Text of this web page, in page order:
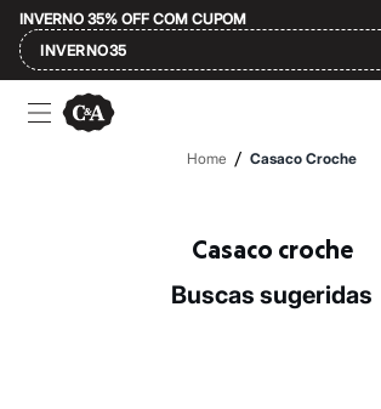
INVERNO 35% OFF COM CUPOM
INVERNO35
Ofertas
Compre por Departamento
Home / Casaco Croche
Casaco croche
buscas sugeridas